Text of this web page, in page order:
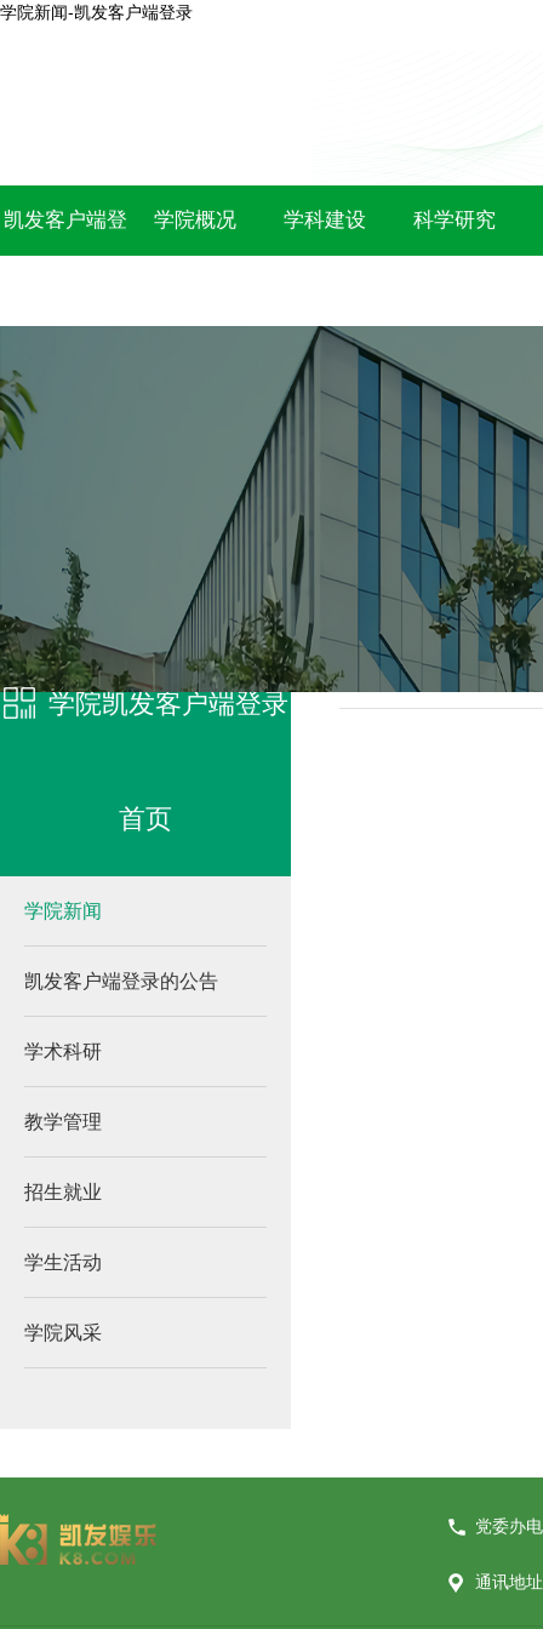
学院新闻-凯发客户端登录
凯发客户端登 学院概况 学科建设 科学研究
学院凯发客户端登录
首页
学院新闻
凯发客户端登录的公告
学术科研
教学管理
招生就业
学生活动
学院风采
凯发客户端登录 学院新
党委办
通讯地